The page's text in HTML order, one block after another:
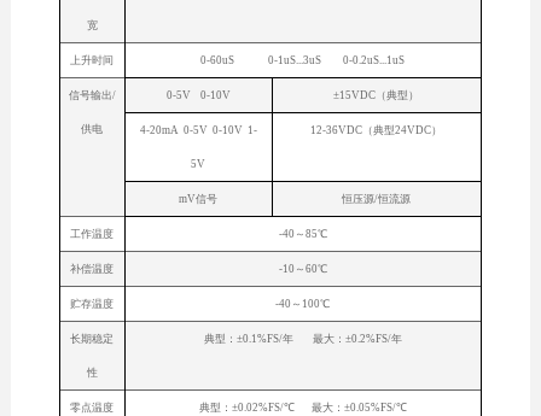
宽
上升时间 0-60uS 0-1uS...3uS 0-0.2uS...1uS
信号输出/
供电
0-5V 0-10V ±15VDC（典型）
4-20mA 0-5V 0-10V 1-
5V
12-36VDC（典型24VDC）
mV信号 恒压源/恒流源
工作温度 -40～85℃
补偿温度 -10～60℃
贮存温度 -40～100℃
长期稳定
性
典型：±0.1%FS/年 最大：±0.2%FS/年
零点温度 典型：±0.02%FS/℃ 最大：±0.05%FS/℃